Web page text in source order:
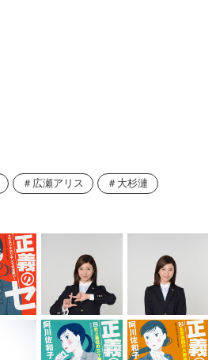
広瀬アリス 大杉漣